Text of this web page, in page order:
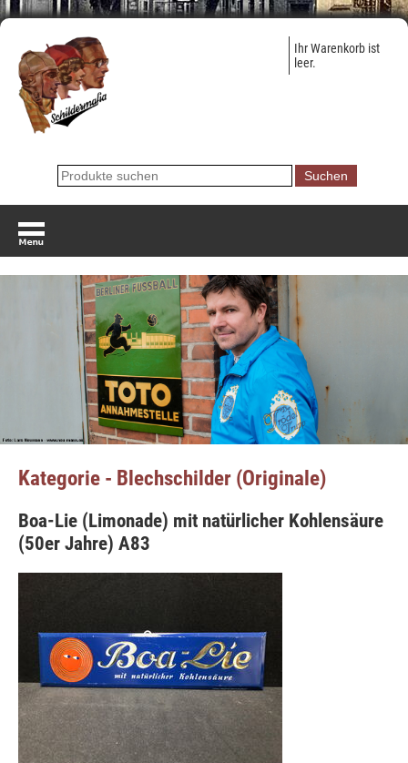
Ihr Warenkorb ist
leer.
Kategorie - Blechschilder (Originale)
Boa-Lie (Limonade) mit natürlicher Kohlensäure
(50er Jahre) A83